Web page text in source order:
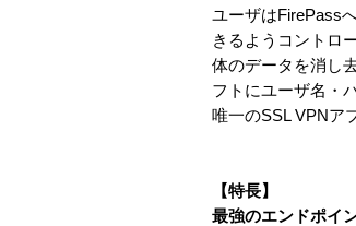
ユーザはFirePass
きるようコントロ
体のデータを消し
フトにユーザ名・
唯一のSSL VPNア
【特長】
最強のエンドポイ